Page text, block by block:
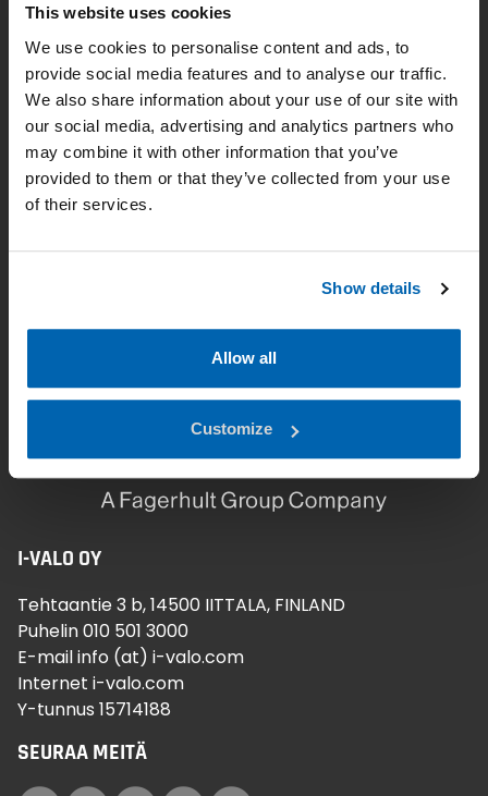
This website uses cookies
We use cookies to personalise content and ads, to
provide social media features and to analyse our traffic.
We also share information about your use of our site with
our social media, advertising and analytics partners who
may combine it with other information that you’ve
provided to them or that they’ve collected from your use
of their services.
Show details
Allow all
Customize
Käyttöalueet
Tuotteet
Valaistussuunnittelu
Lataukset
I-VALO OY
Tehtaantie 3 b, 14500 IITTALA, FINLAND
Puhelin 010 501 3000
E-mail info (at) i-valo.com
Internet i-valo.com
Y-tunnus 15714188
SEURAA MEITÄ